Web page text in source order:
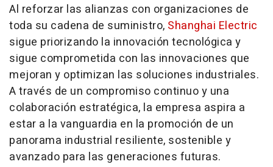
Al reforzar las alianzas con organizaciones de
toda su cadena de suministro, Shanghai Electric
sigue priorizando la innovación tecnológica y
sigue comprometida con las innovaciones que
mejoran y optimizan las soluciones industriales.
A través de un compromiso continuo y una
colaboración estratégica, la empresa aspira a
estar a la vanguardia en la promoción de un
panorama industrial resiliente, sostenible y
avanzado para las generaciones futuras.